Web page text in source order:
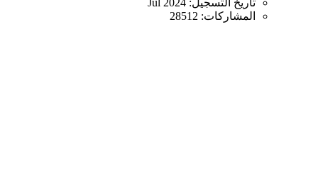
المشاركات: 28512